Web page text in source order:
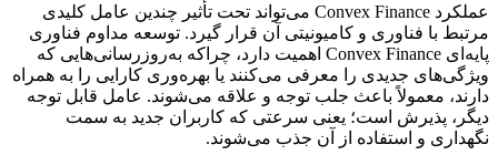
عملکرد Convex Finance می‌تواند تحت تأثیر چندین عامل کلیدی
مرتبط با فناوری و کامیونیتی آن قرار گیرد. توسعه مداوم فناوری
پایه‌ای Convex Finance اهمیت دارد، چراکه به‌روزرسانی‌هایی که
ویژگی‌های جدیدی را معرفی می‌کنند یا بهره‌وری کارایی را به همراه
دارند، معمولاً باعث جلب توجه و علاقه‌ می‌شوند. عامل قابل توجه
دیگر، پذیرش است؛ یعنی سرعتی که کاربران جدید به سمت
نگهداری و استفاده از آن جذب می‌شوند.